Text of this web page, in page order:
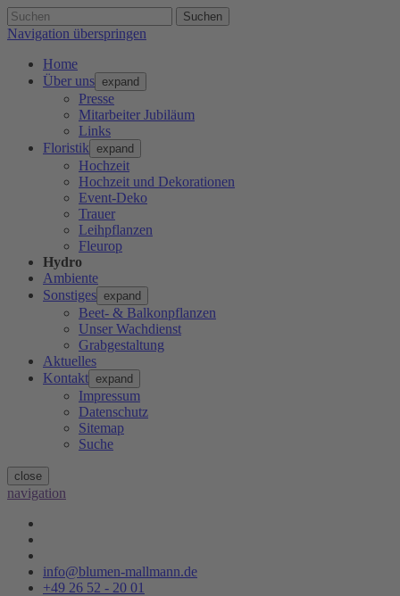
Suchen
Navigation überspringen
Home
Über uns expand
Presse
Mitarbeiter Jubiläum
Links
Floristik expand
Hochzeit
Hochzeit und Dekorationen
Event-Deko
Trauer
Leihpflanzen
Fleurop
Hydro
Ambiente
Sonstiges expand
Beet- & Balkonpflanzen
Unser Wachdienst
Grabgestaltung
Aktuelles
Kontakt expand
Impressum
Datenschutz
Sitemap
Suche
close
navigation
info@blumen-mallmann.de
+49 26 52 - 20 01